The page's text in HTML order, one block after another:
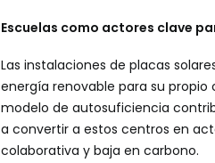
Escuelas como actores clave
Las instalaciones de placas
energía renovable para su
modelo de autosuficiencia
a convertir a estos centros en
colaborativa y baja en carbono.